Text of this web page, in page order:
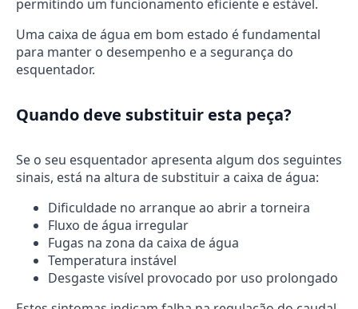
permitindo um funcionamento eficiente e estável.
Uma caixa de água em bom estado é fundamental
para manter o desempenho e a segurança do
esquentador.
Quando deve substituir esta peça?
Se o seu esquentador apresenta algum dos seguintes
sinais, está na altura de substituir a caixa de água:
Dificuldade no arranque ao abrir a torneira
Fluxo de água irregular
Fugas na zona da caixa de água
Temperatura instável
Desgaste visível provocado por uso prolongado